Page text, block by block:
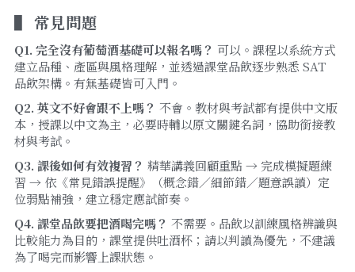
▌ 常見問題
Q1. 完全沒有葡萄酒基礎可以報名嗎？ 可以。課程以系統方式
建立品種、產區與風格理解，並透過課堂品飲逐步熟悉 SAT
品飲架構。有無基礎皆可入門。
Q2. 英文不好會跟不上嗎？ 不會。教材與考試都有提供中文版
本，授課以中文為主，必要時輔以原文關鍵名詞，協助銜接教
材與考試。
Q3. 課後如何有效複習？ 精華講義回顧重點 → 完成模擬題練
習 → 依《常見錯誤提醒》（概念錯／細節錯／題意誤讀）定
位弱點補強，建立穩定應試節奏。
Q4. 課堂品飲要把酒喝完嗎？ 不需要。品飲以訓練風格辨識與
比較能力為目的，課堂提供吐酒杯；請以判讀為優先，不建議
為了喝完而影響上課狀態。